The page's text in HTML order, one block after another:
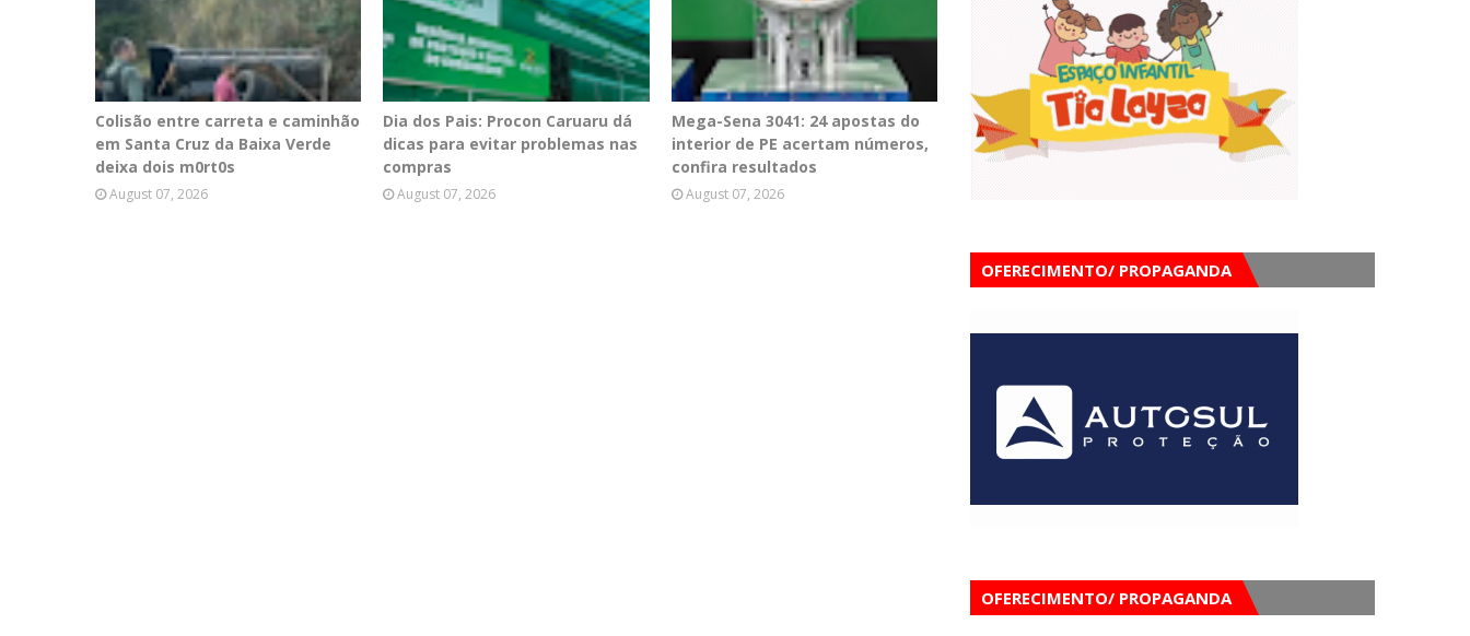
Colisão entre carreta e caminhão
em Santa Cruz da Baixa Verde
deixa dois m0rt0s
August 07, 2026
Dia dos Pais: Procon Caruaru dá
dicas para evitar problemas nas
compras
August 07, 2026
Mega-Sena 3041: 24 apostas do
interior de PE acertam números,
confira resultados
August 07, 2026
OFERECIMENTO/ PROPAGANDA
OFERECIMENTO/ PROPAGANDA